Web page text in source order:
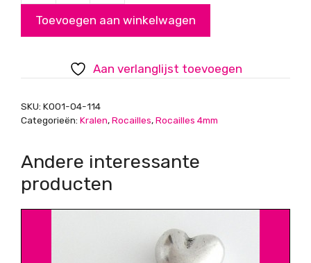
zwart
4mm
aantal
Toevoegen aan winkelwagen
Aan verlanglijst toevoegen
SKU: K001-04-114
Categorieën: Kralen,Rocailles,Rocailles 4mm
Andere interessante
producten